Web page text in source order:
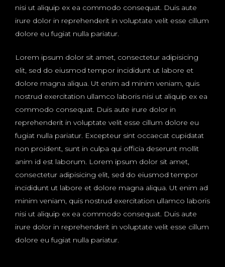
nisi ut aliquip ex ea commodo consequat. Duis aute
irure dolor in reprehenderit in voluptate velit esse cillum
dolore eu fugiat nulla pariatur.
Lorem ipsum dolor sit amet, consectetur adipisicing
elit, sed do eiusmod tempor incididunt ut labore et
dolore magna aliqua. Ut enim ad minim veniam, quis
nostrud exercitation ullamco laboris nisi ut aliquip ex ea
commodo consequat. Duis aute irure dolor in
reprehenderit in voluptate velit esse cillum dolore eu
fugiat nulla pariatur. Excepteur sint occaecat cupidatat
non proident, sunt in culpa qui officia deserunt mollit
anim id est laborum. Lorem ipsum dolor sit amet,
consectetur adipisicing elit, sed do eiusmod tempor
incididunt ut labore et dolore magna aliqua. Ut enim ad
minim veniam, quis nostrud exercitation ullamco laboris
nisi ut aliquip ex ea commodo consequat. Duis aute
irure dolor in reprehenderit in voluptate velit esse cillum
dolore eu fugiat nulla pariatur.